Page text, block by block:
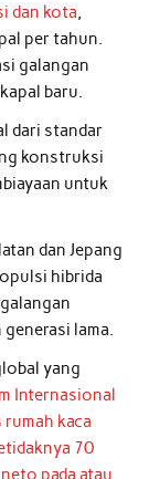
dan kota,
per tahun.
galangan
baru.
dari standar
konstruksi
untuk
dan Jepang
hibrida
lama.
yang
Internasional
kaca
70
pada atau